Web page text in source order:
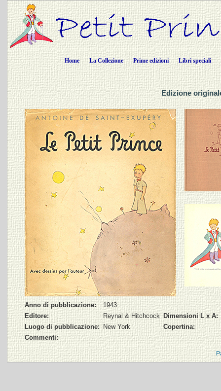
Home La Collezione Prime edizioni Libri speciali
Edizione
Anno di pubblicazione:
1943
Editore:
Reynal & Hitchcock Dimensioni L x A:
Luogo di pubblicazione: New York
Copertina:
Commenti: